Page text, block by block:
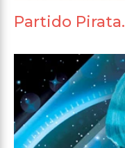
Partido Pirata.